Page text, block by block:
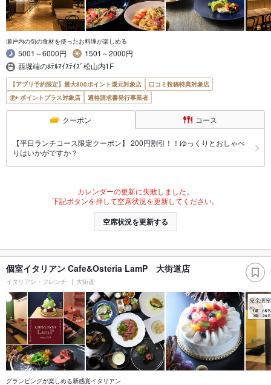
瀬戸内の旬の食材を使ったお料理が楽しめる
5001～6000円
1501～2000円
西堀端のﾎﾃﾙﾏｲｽﾃｲｽﾞ松山内1F
【アプリ予約限定】最大800ポイント還元対象店
口コミ投稿特典対象店
ポイントプラス対象店
適格請求書発行事業者
クーポン コース
【平日ランチコース限定クーポン】 200円割引！！ゆっくりとおしゃべ
りはいかがですか？
カレンダーの更新に失敗しました。
下記ボタンを押して空席状況を更新してください。
空席状況を更新する
個室イタリアン Cafe&Osteria LamP 大街道店
イタリアン・フレンチ 大街道
グランピングが楽しめる新感覚イタリアン